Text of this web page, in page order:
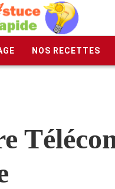
NOS RECETTES